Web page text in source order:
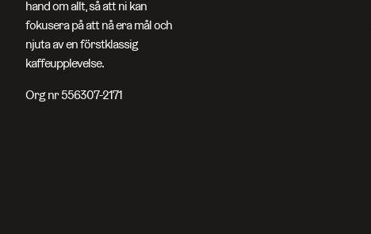
hand om allt, så att ni kan
fokusera på att nå era mål och
njuta av en förstklassig
kaffeupplevelse.
Org nr 556307-2171